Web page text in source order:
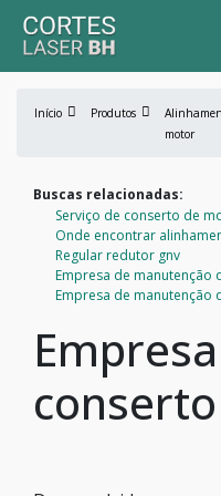
Início Produtos
motor
Buscas relacionadas:
Serviço de conserto de
Onde encontrar
Regular redutor gnv
Empresa de manutenção
Empresa de manutenção